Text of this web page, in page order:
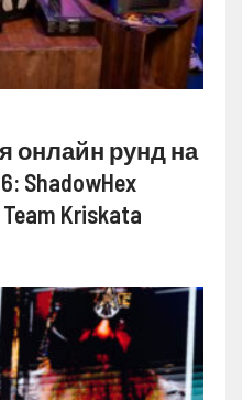
онлайн рунд на
ShadowHex
Kriskata